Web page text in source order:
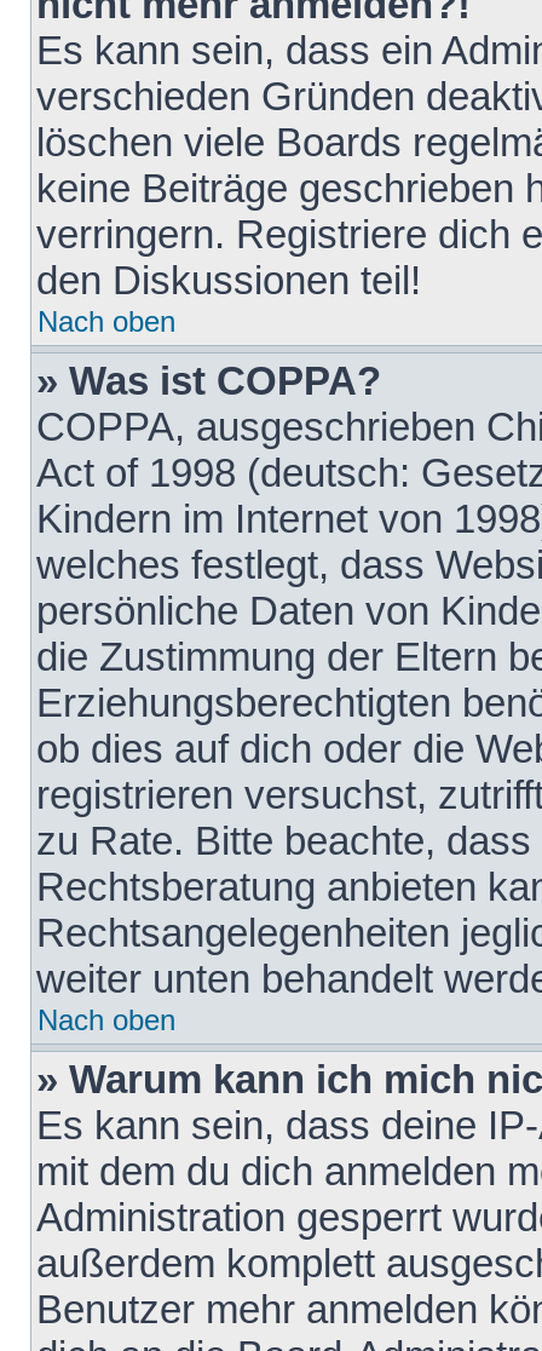
Es kann sein, dass ein
verschieden Gründen
löschen viele Boards
keine Beiträge geschrieben
verringern. Registriere dich
den Diskussionen teil!
Nach oben
» Was ist COPPA?
COPPA, ausgeschrieben
Act of 1998 (deutsch:
Kindern im Internet von
welches festlegt, dass
persönliche Daten von
die Zustimmung der Eltern
Erziehungsberechtigten
ob dies auf dich oder die
registrieren versuchst,
zu Rate. Bitte beachte,
Rechtsberatung anbieten
Rechtsangelegenheiten
weiter unten behandelt
Nach oben
» Warum kann ich mich
Es kann sein, dass deine
mit dem du dich anmelden
Administration gesperrt
außerdem komplett
Benutzer mehr anmelden